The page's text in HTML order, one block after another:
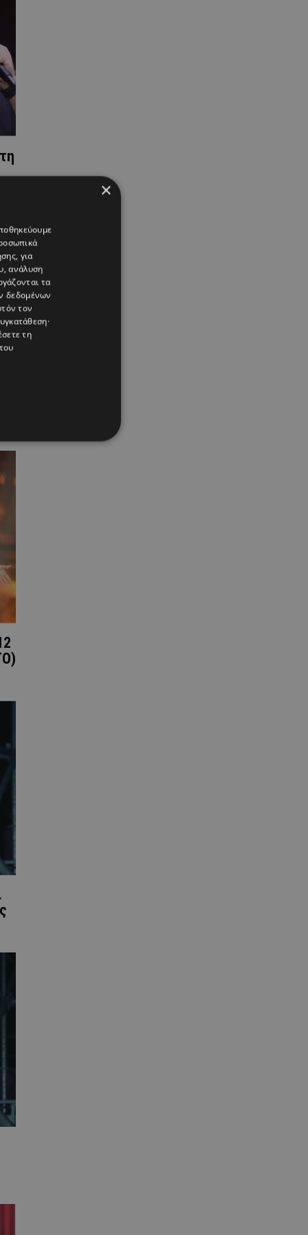
×
για
ανάλυση
τα
δεδομένων
τον
τη